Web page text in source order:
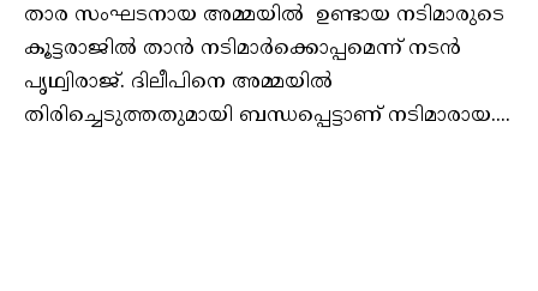
താര സംഘടനായ അമ്മയിൽ ഉണ്ടായ നടിമാരുടെ
കൂട്ടരാജിൽ താൻ നടിമാർക്കൊപ്പമെന്ന് നടൻ
പൃഥ്വിരാജ്. ദിലീപിനെ അമ്മയിൽ
തിരിച്ചെടുത്തതുമായി ബന്ധപ്പെട്ടാണ് നടിമാരായ....